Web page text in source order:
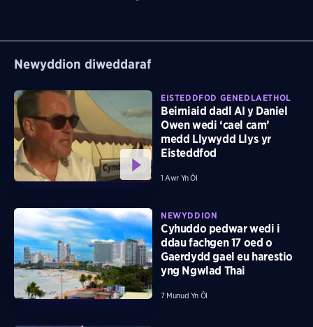
Newyddion diweddaraf
EISTEDDFOD GENEDLAETHOL
Beirniaid dadl AI y Daniel
Owen wedi ‘cael cam’
medd Llywydd Llys yr
Eisteddfod
1 Awr Yn Ôl
NEWYDDION
Cyhuddo pedwar wedi i
ddau fachgen 17 oed o
Gaerdydd gael eu harestio
yng Ngwlad Thai
7 Munud Yn Ôl